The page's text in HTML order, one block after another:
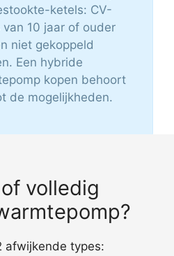
ketels: CV-
van 10 jaar of ouder
niet gekoppeld
Een hybride
kopen behoort
de mogelijkheden.
volledig
afwijkende types: